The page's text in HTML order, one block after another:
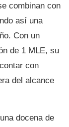
combinan con
así una
Con un
de 1 MLE, su
con
del alcance
docena de